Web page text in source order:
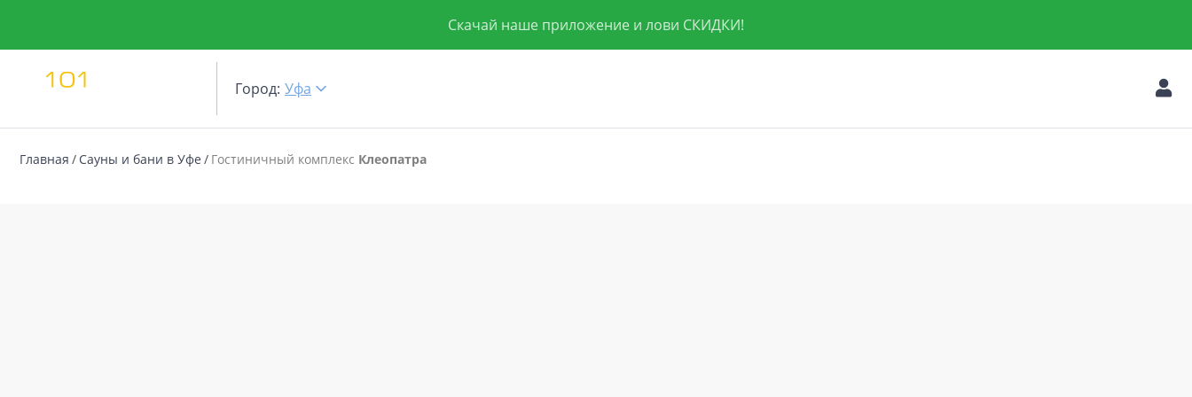
Скачай наше приложение и лови СКИДКИ!
Город: Уфа
Главная Сауны и бани в Уфе Гостиничный комплекс Клеопатра